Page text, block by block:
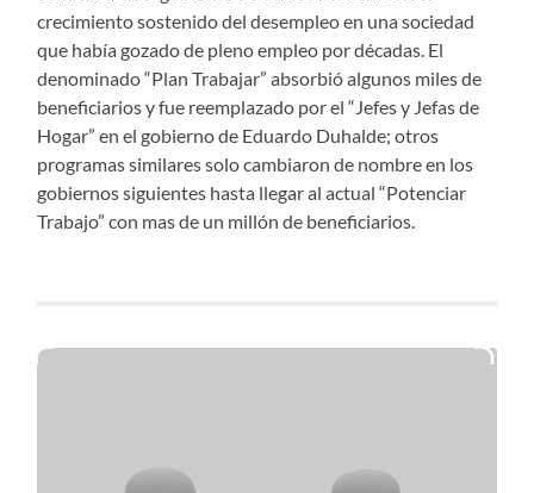
crecimiento sostenido del desempleo en una sociedad
que había gozado de pleno empleo por décadas. El
denominado “Plan Trabajar” absorbió algunos miles de
beneficiarios y fue reemplazado por el “Jefes y Jefas de
Hogar” en el gobierno de Eduardo Duhalde; otros
programas similares solo cambiaron de nombre en los
gobiernos siguientes hasta llegar al actual “Potenciar
Trabajo” con mas de un millón de beneficiarios.